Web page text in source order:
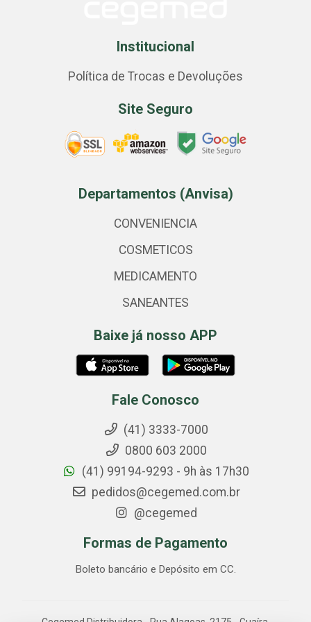
Institucional
Política de Trocas e Devoluções
Site Seguro
Departamentos (Anvisa)
CONVENIENCIA
COSMETICOS
MEDICAMENTO
SANEANTES
Baixe já nosso APP
Fale Conosco
(41) 3333-7000
0800 603 2000
(41) 99194-9293 - 9h às 17h30
pedidos@cegemed.com.br
@cegemed
Formas de Pagamento
Boleto bancário e Depósito em CC.